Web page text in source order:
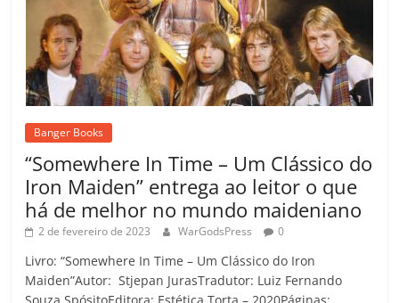
Banger Books
“Somewhere In Time – Um Clássico do
Iron Maiden” entrega ao leitor o que
há de melhor no mundo maideniano
2 de fevereiro de 2023 WarGodsPress 0
Livro: “Somewhere In Time – Um Clássico do Iron
Maiden”Autor: Stjepan JurasTradutor: Luiz Fernando
Souza SpósitoEditora: Estética Torta – 2020Páginas: